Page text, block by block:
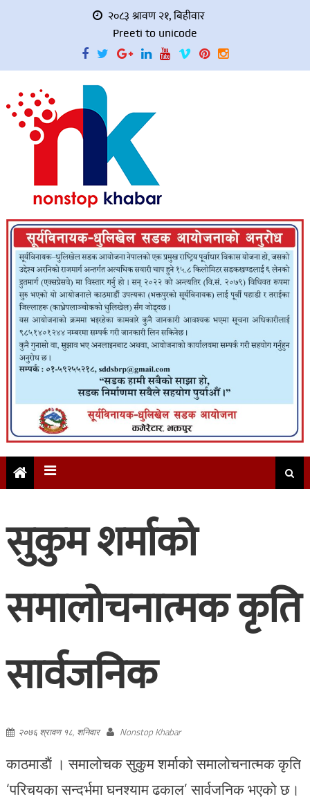
२०८३ श्रावण २१, बिहीवार
Preeti to unicode
सुकुम शर्माको
समालोचनात्मक कृति
सार्वजनिक
२०७६ श्रावण १८, शनिवार Nonstop Khabar
काठमाडाैं । समालोचक सुकुम शर्माको समालोचनात्मक कृति
‘परिचयका सन्दर्भमा घनश्याम ढकाल’ सार्वजनिक भएको छ।